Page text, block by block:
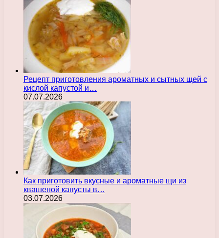
Рецепт приготовления ароматных и сытных щей с
кислой капустой и…
07.07.2026
Как приготовить вкусные и ароматные щи из
квашеной капусты в…
03.07.2026